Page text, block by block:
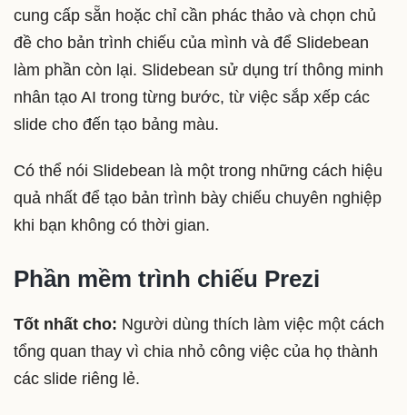
cung cấp sẵn hoặc chỉ cần phác thảo và chọn chủ
đề cho bản trình chiếu của mình và để Slidebean
làm phần còn lại. Slidebean sử dụng trí thông minh
nhân tạo AI trong từng bước, từ việc sắp xếp các
slide cho đến tạo bảng màu.
Có thể nói Slidebean là một trong những cách hiệu
quả nhất để tạo bản trình bày chiếu chuyên nghiệp
khi bạn không có thời gian.
Phần mềm trình chiếu Prezi
Tốt nhất cho: Người dùng thích làm việc một cách
tổng quan thay vì chia nhỏ công việc của họ thành
các slide riêng lẻ.